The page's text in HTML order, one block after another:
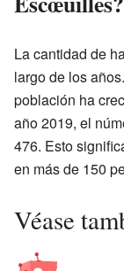
La cantidad de
largo de los
población ha
año 2019, el
476. Esto
en más de 150
Véase